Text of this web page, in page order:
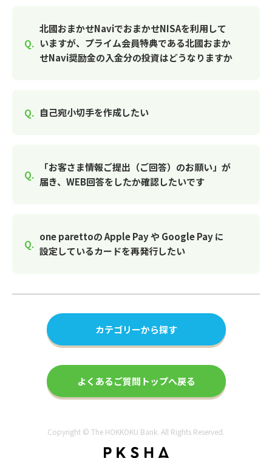
北國おまかせNaviでおまかせNISAを利用して
いますが、プライム会員特典である北國おまか
せNavi奨励金の入金分の投資はどうなりますか
自己宛小切手を作成したい
「お客さま情報ご提出（ご回答）のお願い」が
届き、WEB回答をしたか確認したいです
one parettoの Apple Pay や Google Pay に
設定しているカードを再発行したい
カテゴリーから探す
よくあるご質問トップへ戻る
Copyright © The HOKKOKU Bank. All Rights Reserved.